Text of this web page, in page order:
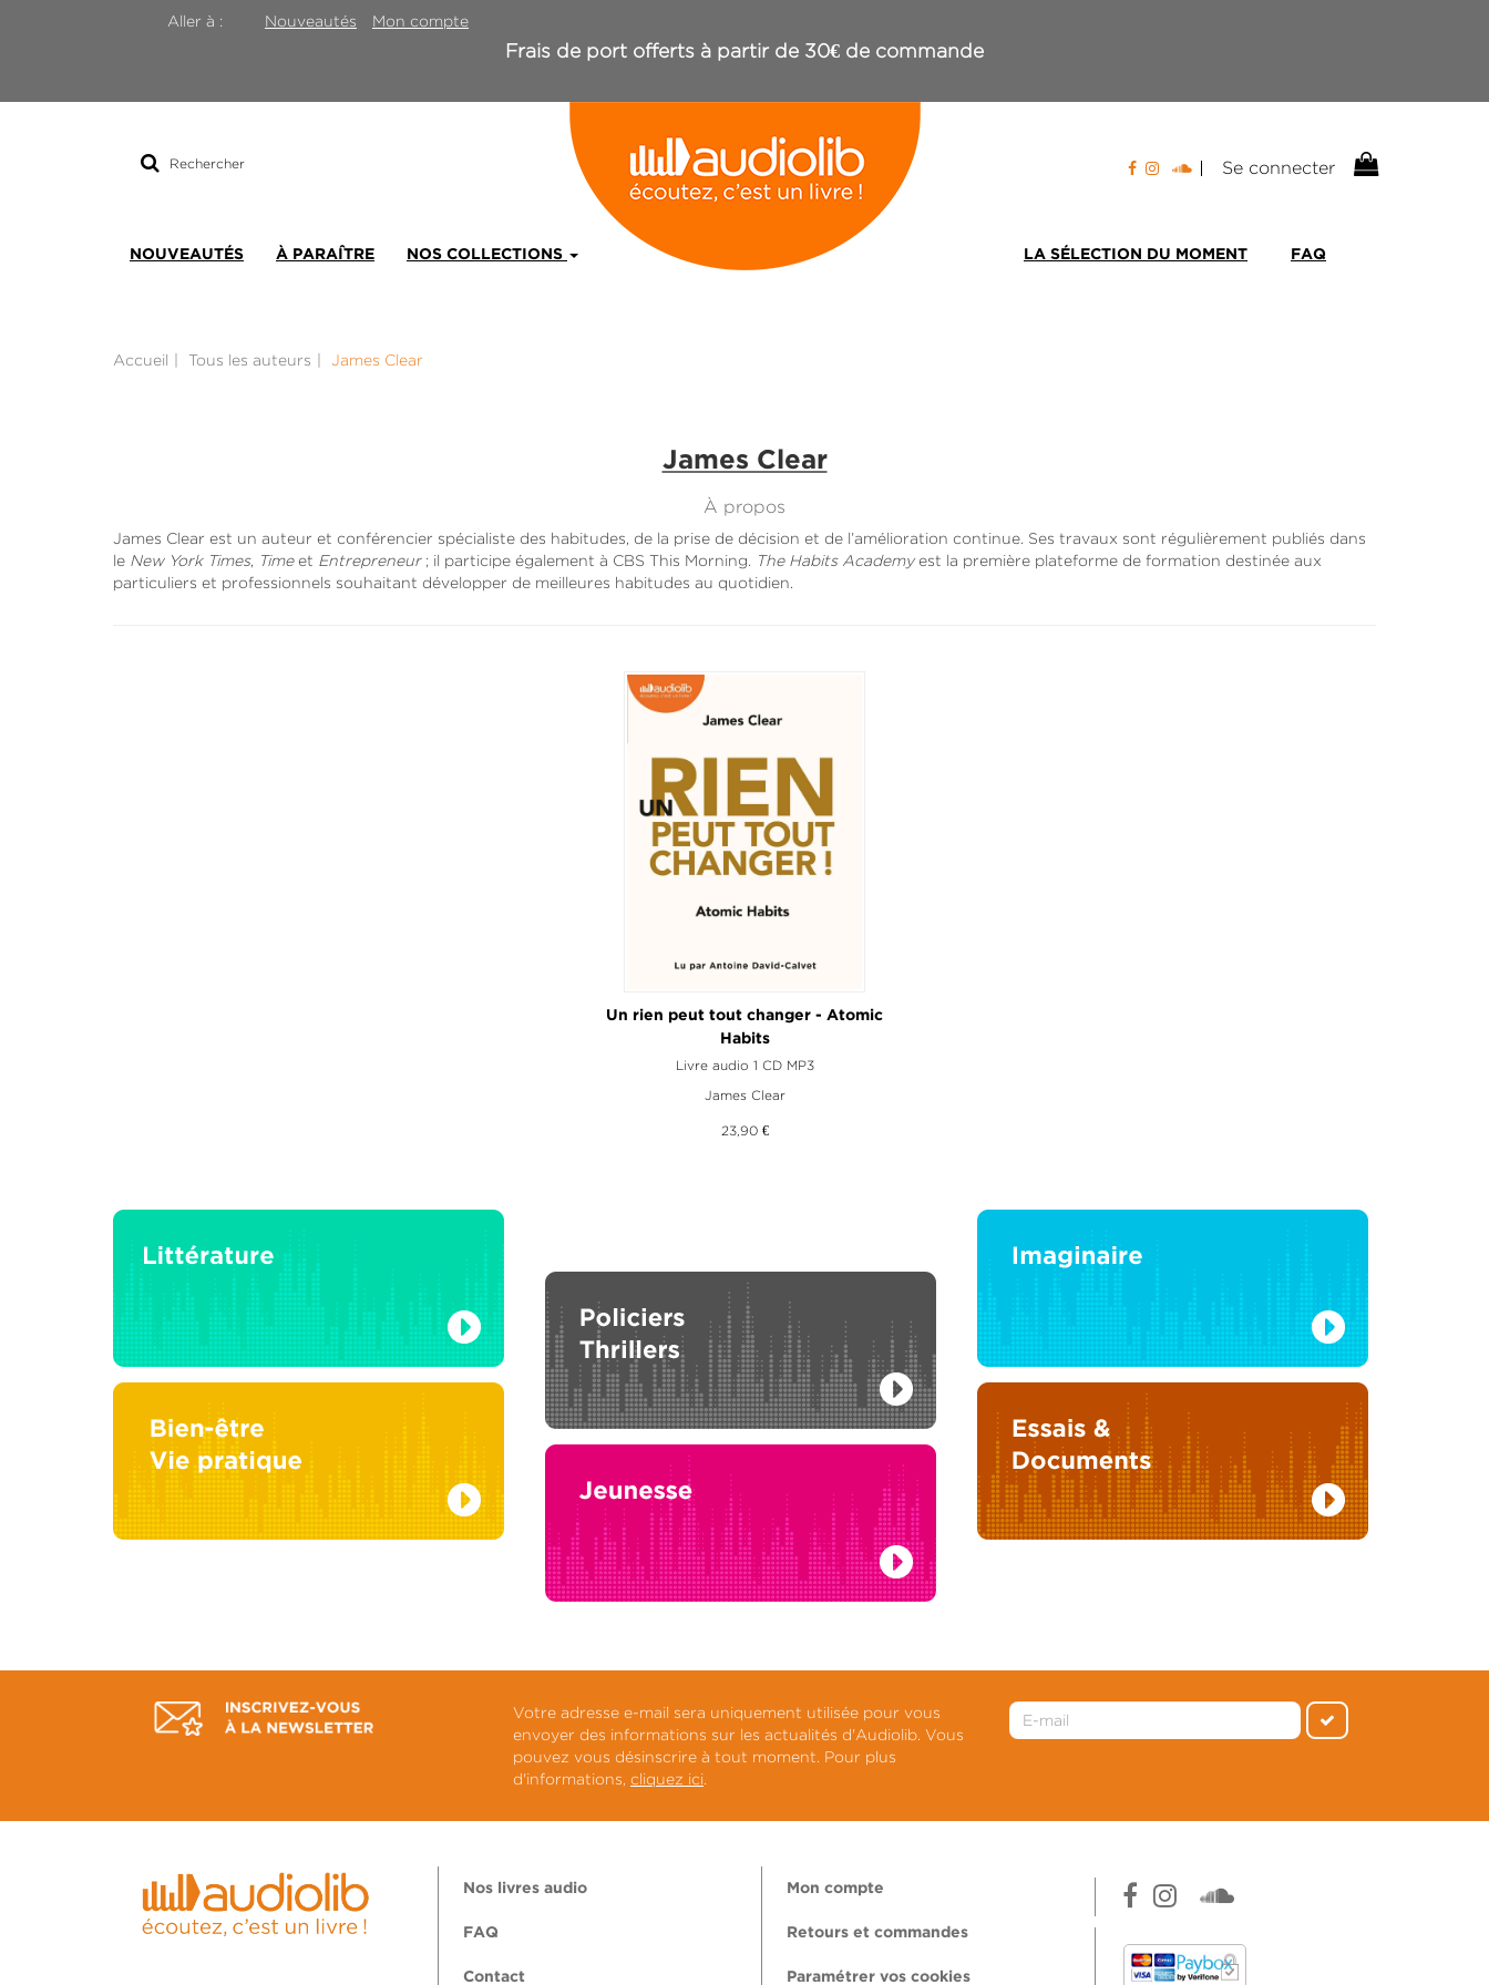
Aller à : Nouveautés Mon compte
Frais de port offerts à partir de 30€ de commande
Rechercher
Se connecter
NOUVEAUTÉS À PARAÎTRE NOS COLLECTIONS LA SÉLECTION DU MOMENT FAQ
Accueil Tous les auteurs James Clear
James Clear
À propos
James Clear est un auteur et conférencier spécialiste des habitudes, de la prise de décision et de l’amélioration continue. Ses travaux sont régulièrement publiés dans
le New York Times, Timeet Entrepreneur; il participe également à CBS This Morning. The Habits Academyest la première plateforme de formation destinée aux
particuliers et professionnels souhaitant développer de meilleures habitudes au quotidien.
Un rien peut tout changer - Atomic
Habits
Livre audio 1 CD MP3
James Clear
23,90 €
Votre adresse e-mail sera uniquement utilisée pour vous
envoyer des informations sur les actualités d'Audiolib. Vous
pouvez vous désinscrire à tout moment. Pour plus
d'informations, cliquez ici.
Nos livres audio
FAQ
Contact
Mon compte
Retours et commandes
Paramétrer vos cookies